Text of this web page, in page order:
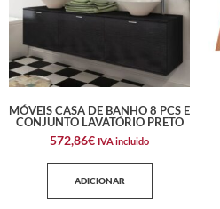
MÓVEIS CASA DE BANHO 8 PCS E
CONJUNTO LAVATÓRIO PRETO
572,86€ IVA incluido
ADICIONAR